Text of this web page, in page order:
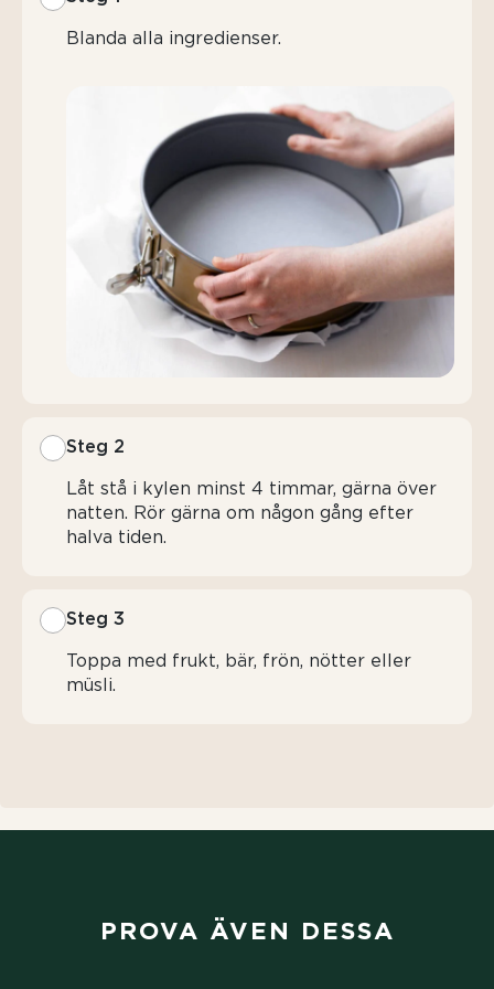
Blanda alla ingredienser.
Steg 2
Låt stå i kylen minst 4 timmar, gärna över
natten. Rör gärna om någon gång efter
halva tiden.
Steg 3
Toppa med frukt, bär, frön, nötter eller
müsli.
PROVA ÄVEN DESSA